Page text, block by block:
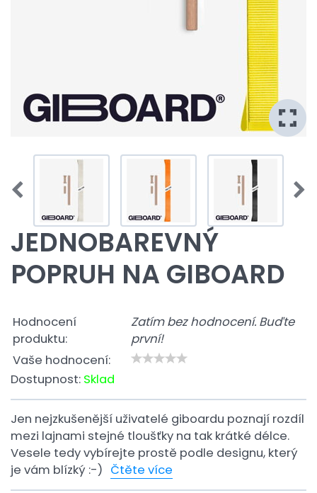
JEDNOBAREVNÝ
POPRUH NA GIBOARD
Hodnocení
produktu:
Zatím bez hodnocení. Buďte
první!
Vaše hodnocení:
Dostupnost: Sklad
Jen nejzkušenější uživatelé giboardu poznají rozdíl
mezi lajnami stejné tloušťky na tak krátké délce.
Vesele tedy vybírejte prostě podle designu, který
je vám blízký :-) Čtěte více